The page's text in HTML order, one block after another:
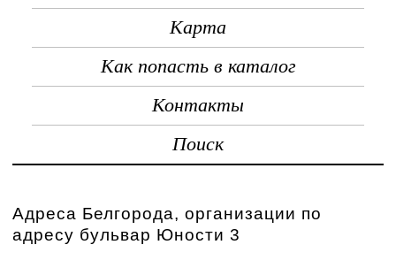
Карта
Как попасть в каталог
Контакты
Поиск
Адреса Белгорода, организации по
адресу бульвар Юности 3